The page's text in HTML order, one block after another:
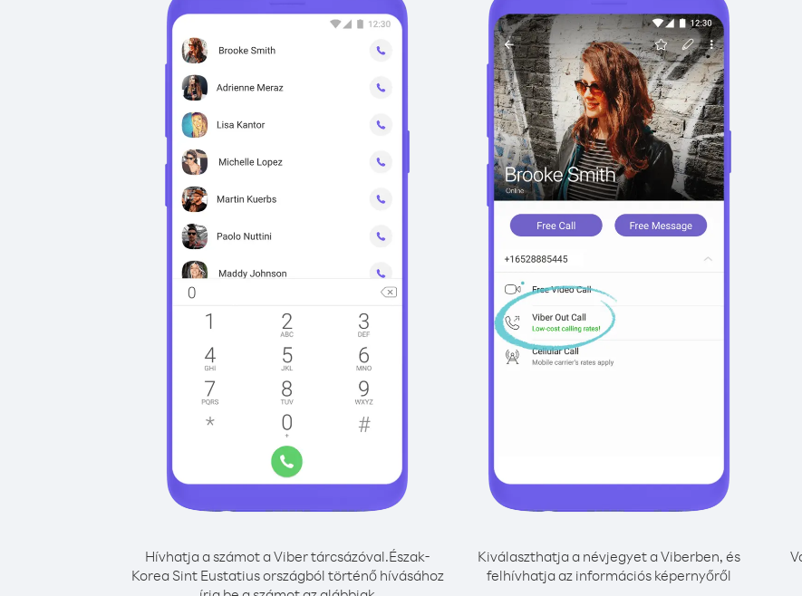
Hívhatja a számot a Viber tárcsázóval.Észak-
Korea Sint Eustatius országból történő hívásához
Kiválaszthatja a névjegyet a Viberben, és
felhívhatja az információs képernyőről